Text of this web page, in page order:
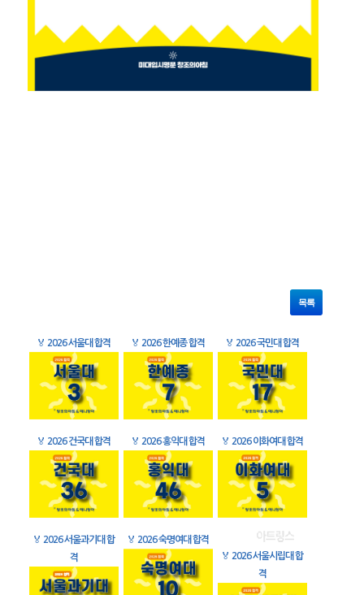
목록
🏅 2026 서울대 합격 🏅 2026 한예종 합격 🏅 2026 국민대 합격
🏅 2026 건국대 합격 🏅 2026 홍익대 합격 🏅 2026 이화여대 합격
🏅 2026 서울과기대 합
격
🏅 2026 숙명여대 합격
🏅 2026 서울시립대 합
격